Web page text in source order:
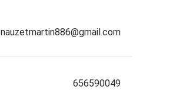
nauzetmartin886@gmail.com
656590049